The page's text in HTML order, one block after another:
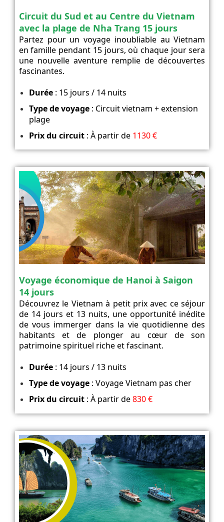
Circuit du Sud et au Centre du Vietnam
avec la plage de Nha Trang 15 jours
Partez pour un voyage inoubliable au Vietnam
en famille pendant 15 jours, où chaque jour sera
une nouvelle aventure remplie de découvertes
fascinantes.
Durée: 15 jours / 14 nuits
Type de voyage: Circuit vietnam + extension
plage
Prix du circuit: À partir de1130 €
Voyage économique de Hanoi à Saigon
14 jours
Découvrez le Vietnam à petit prix avec ce séjour
de 14 jours et 13 nuits, une opportunité inédite
de vous immerger dans la vie quotidienne des
habitants et de plonger au cœur de son
patrimoine spirituel riche et fascinant.
Durée: 14 jours / 13 nuits
Type de voyage: Voyage Vietnam pas cher
Prix du circuit: À partir de830 €